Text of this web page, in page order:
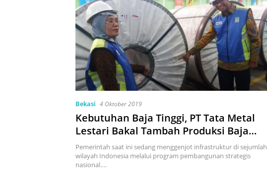
Bekasi 4 Oktober 2019
Kebutuhan Baja Tinggi, PT Tata Metal
Lestari Bakal Tambah Produksi Baja
dalam Negeri
Pemerintah saat ini sedang menggenjot infrastruktur di sejumlah
wilayah Indonesia melalui program pembangunan strategis
nasional….